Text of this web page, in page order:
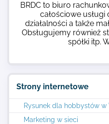
Strony internetowe
Rysunek dla hobbystów w
Marketing w sieci
BRDC to biuro
całościowe
działalności a także
Obsługujemy również
spółki itp.